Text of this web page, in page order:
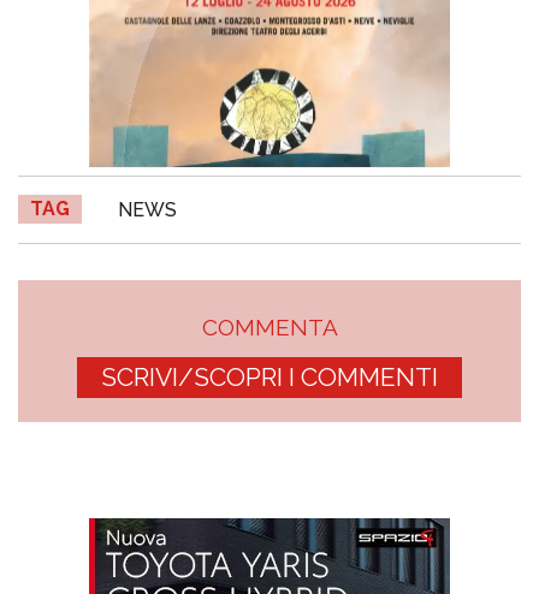
TAG NEWS
COMMENTA
SCRIVI/SCOPRI I COMMENTI